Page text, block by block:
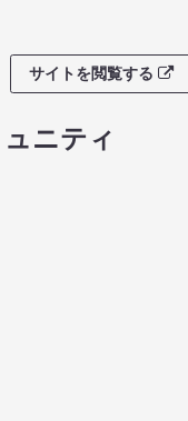
サイトを閲覧する
ニティ